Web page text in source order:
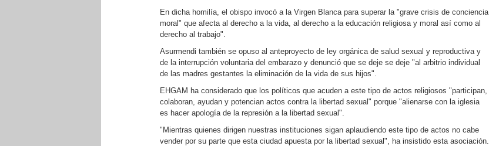
En dicha homilía, el obispo invocó a la Virgen Blanca para superar la "grave crisis de conciencia
moral" que afecta al derecho a la vida, al derecho a la educación religiosa y moral así como al
derecho al trabajo".
Asurmendi también se opuso al anteproyecto de ley orgánica de salud sexual y reproductiva y
de la interrupción voluntaria del embarazo y denunció que se deje se deje "al arbitrio individual
de las madres gestantes la eliminación de la vida de sus hijos".
EHGAM ha considerado que los políticos que acuden a este tipo de actos religiosos "participan,
colaboran, ayudan y potencian actos contra la libertad sexual" porque "alienarse con la iglesia
es hacer apología de la represión a la libertad sexual".
"Mientras quienes dirigen nuestras instituciones sigan aplaudiendo este tipo de actos no cabe
vender por su parte que esta ciudad apuesta por la libertad sexual", ha insistido esta asociación.